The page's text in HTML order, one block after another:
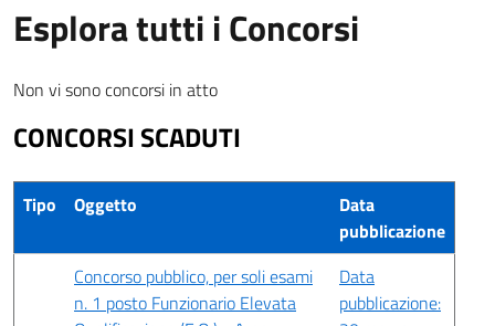
Esplora tutti i Concorsi
Non vi sono concorsi in atto
CONCORSI SCADUTI
Tipo Oggetto
Data
pubblicazione
Concorso pubblico, per soli esami
n. 1 posto Funzionario Elevata
Data
pubblicazione: